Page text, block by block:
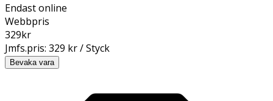
Endast online
Webbpris
329kr
Jmfs.pris: 329 kr / Styck
Bevaka vara